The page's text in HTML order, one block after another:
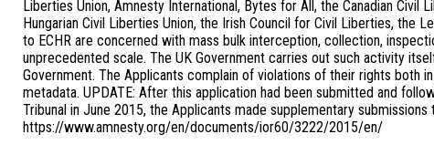
Liberties Union, Amnesty International, Bytes for All, the Canadian
Hungarian Civil Liberties Union, the Irish Council for Civil Liberties, the
to ECHR are concerned with mass bulk interception, collection,
unprecedented scale. The UK Government carries out such activity
Government. The Applicants complain of violations of their rights
metadata. UPDATE: After this application had been submitted and
Tribunal in June 2015, the Applicants made supplementary
https://www.amnesty.org/en/documents/ior60/3222/2015/en/